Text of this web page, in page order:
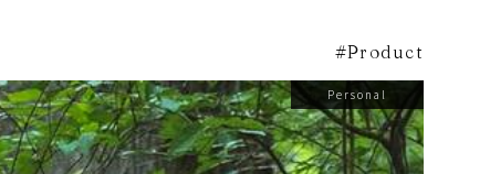
Product
Personal